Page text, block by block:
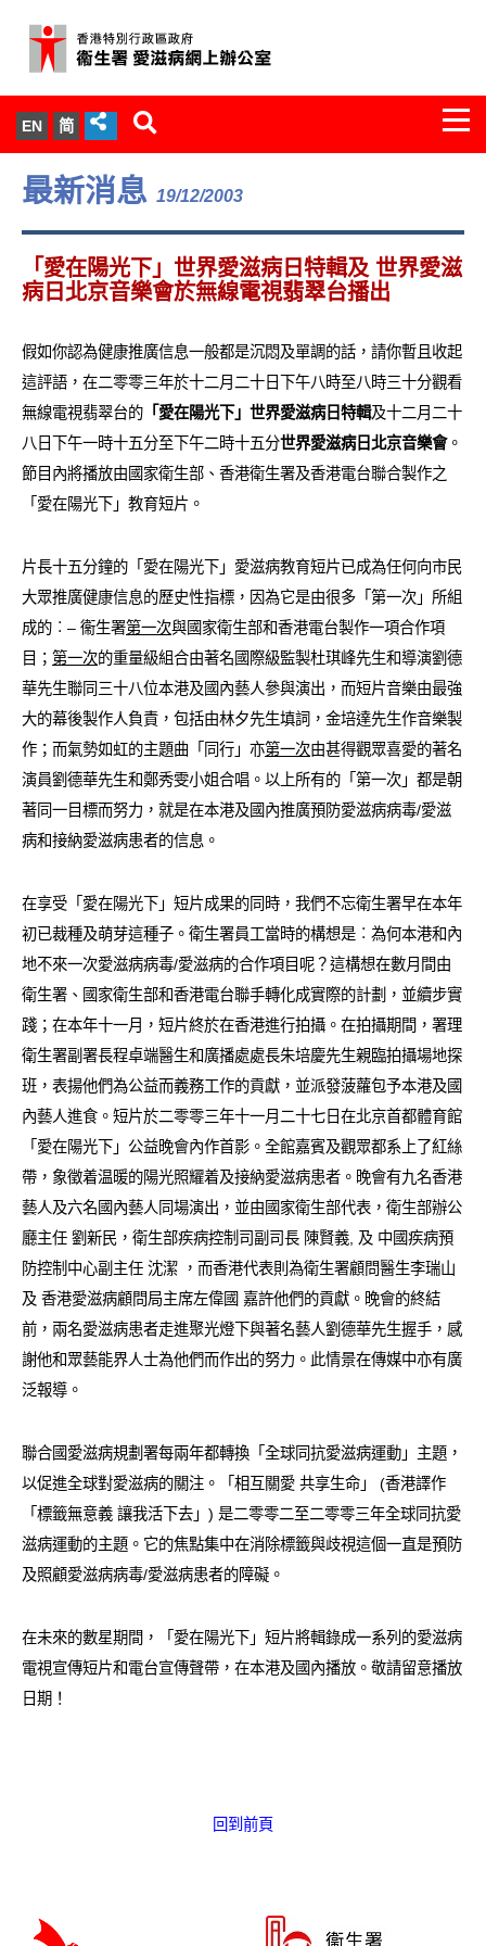
EN 简
關於我們
服務範圍
文件櫃
統計數字
愛滋病病毒感染與醫護人員專家組
愛滋病呈報表格
其他
最新消息 19/12/2003
「愛在陽光下」世界愛滋病日特輯及 世界愛滋
病日北京音樂會於無線電視翡翠台播出
假如你認為健康推廣信息一般都是沉悶及單調的話，請你暫且收起
這評語，在二零零三年於十二月二十日下午八時至八時三十分觀看
無線電視翡翠台的 「愛在陽光下」世界愛滋病日特輯及十二月二十
八日下午一時十五分至下午二時十五分世界愛滋病日北京音樂會。
節目內將播放由國家衛生部、香港衛生署及香港電台聯合製作之
「愛在陽光下」教育短片。
片長十五分鐘的「愛在陽光下」愛滋病教育短片已成為任何向市民
大眾推廣健康信息的歷史性指標，因為它是由很多「第一次」所組
成的︰– 衞生署第一次與國家衛生部和香港電台製作一項合作項
目； 第一次的重量級組合由著名國際級監製杜琪峰先生和導演劉德
華先生聯同三十八位本港及國內藝人參與演出，而短片音樂由最強
大的幕後製作人負責，包括由林夕先生填詞，金培達先生作音樂製
作；而氣勢如虹的主題曲「同行」亦第一次由甚得觀眾喜愛的著名
演員劉德華先生和鄭秀雯小姐合唱。以上所有的「第一次」都是朝
著同一目標而努力，就是在本港及國內推廣預防愛滋病病毒/愛滋
病和接納愛滋病患者的信息。
在享受「愛在陽光下」短片成果的同時，我們不忘衛生署早在本年
初已裁種及萌芽這種子。衛生署員工當時的構想是︰為何本港和內
地不來一次愛滋病病毒/愛滋病的合作項目呢？這構想在數月間由
衛生署、國家衛生部和香港電台聯手轉化成實際的計劃，並續步實
踐；在本年十一月，短片終於在香港進行拍攝。在拍攝期間，署理
衛生署副署長程卓端醫生和廣播處處長朱培慶先生親臨拍攝場地探
班，表揚他們為公益而義務工作的貢獻，並派發菠蘿包予本港及國
內藝人進食。短片於二零零三年十一月二十七日在北京首都體育館
「愛在陽光下」公益晚會內作首影。全館嘉賓及觀眾都系上了紅絲
帶，象徵着温暖的陽光照耀着及接納愛滋病患者。晚會有九名香港
藝人及六名國內藝人同場演出，並由國家衛生部代表，衛生部辦公
廳主任 劉新民，衛生部疾病控制司副司長 陳賢義, 及 中國疾病預
防控制中心副主任 沈潔 ，而香港代表則為衛生署顧問醫生李瑞山
及 香港愛滋病顧問局主席左偉國 嘉許他們的貢獻。晚會的終結
前，兩名愛滋病患者走進聚光燈下與著名藝人劉德華先生握手，感
謝他和眾藝能界人士為他們而作出的努力。此情景在傳媒中亦有廣
泛報導。
聯合國愛滋病規劃署每兩年都轉換「全球同抗愛滋病運動」主題，
以促進全球對愛滋病的關注。「相互關愛 共享生命」 (香港譯作
「標籤無意義 讓我活下去」) 是二零零二至二零零三年全球同抗愛
滋病運動的主題。它的焦點集中在消除標籤與歧視這個一直是預防
及照顧愛滋病病毒/愛滋病患者的障礙。
在未來的數星期間，「愛在陽光下」短片將輯錄成一系列的愛滋病
電視宣傳短片和電台宣傳聲帶，在本港及國內播放。敬請留意播放
日期！
回到前頁